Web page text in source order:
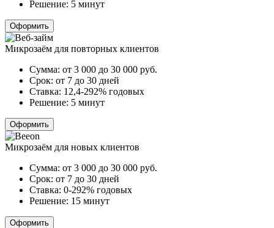
Решение: 5 минут
Оформить
Микрозаём для повторных клиентов
Сумма: от 3 000 до 30 000 руб.
Срок: от 7 до 30 дней
Ставка: 12,4-292% годовых
Решение: 5 минут
Оформить
Микрозаём для новых клиентов
Сумма: от 3 000 до 30 000 руб.
Срок: от 7 до 30 дней
Ставка: 0-292% годовых
Решение: 15 минут
Оформить